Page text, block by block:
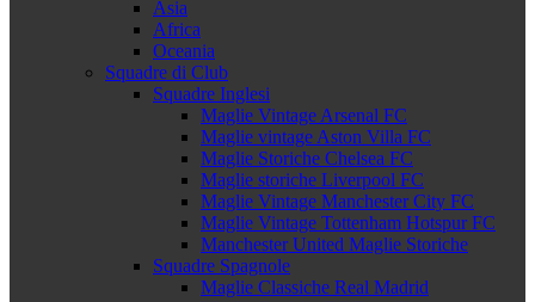
Asia
Africa
Oceania
Squadre di Club
Squadre Inglesi
Maglie Vintage Arsenal FC
Maglie vintage Aston Villa FC
Maglie Storiche Chelsea FC
Maglie storiche Liverpool FC
Maglie Vintage Manchester City FC
Maglie Vintage Tottenham Hotspur FC
Manchester United Maglie Storiche
Squadre Spagnole
Maglie Classiche Real Madrid